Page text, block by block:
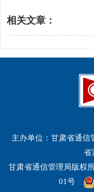
相关文章：
主办单位：甘肃省通
省
甘肃省通信管理局版权
01号